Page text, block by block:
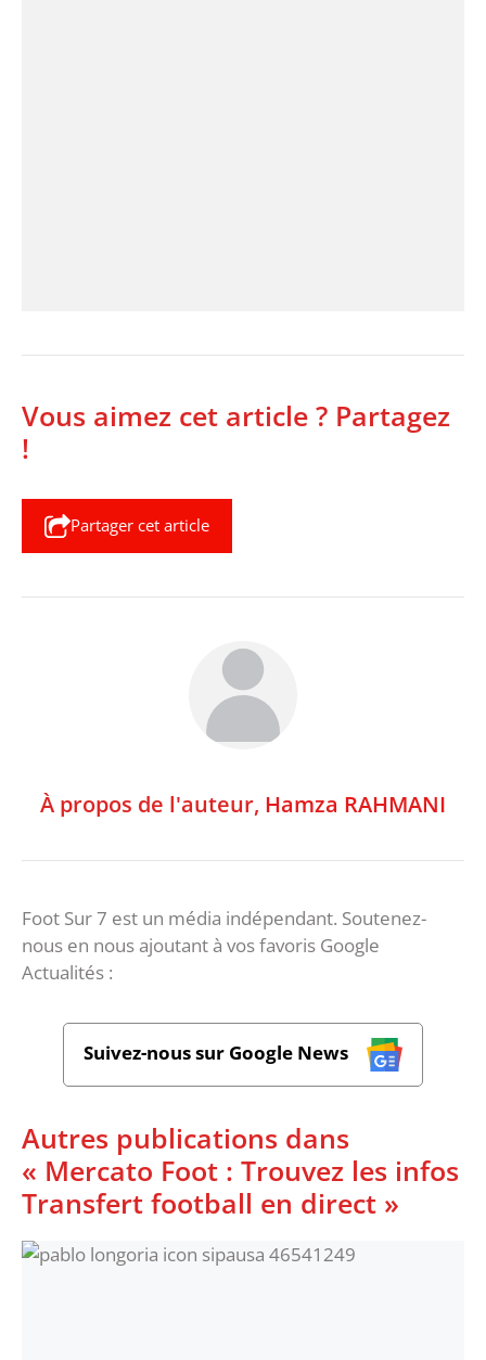
Vous aimez cet article ? Partagez
!
Partager cet article
À propos de l'auteur, Hamza RAHMANI
Foot Sur 7 est un média indépendant. Soutenez-
nous en nous ajoutant à vos favoris Google
Actualités :
Suivez-nous sur Google News
Autres publications dans
« Mercato Foot : Trouvez les infos
Transfert football en direct »